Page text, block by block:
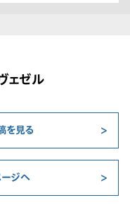
ェゼル
を見る
ジへ